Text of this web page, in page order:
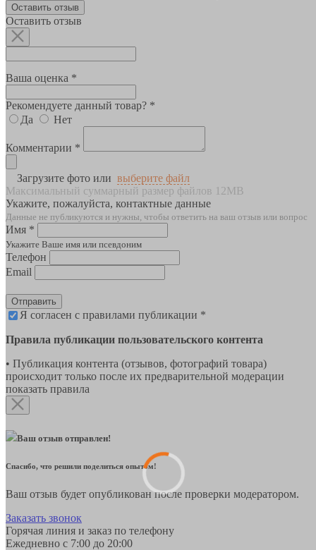
Оставить отзыв
Оставить отзыв
Ваша оценка *
Рекомендуете данный товар? *
Да
Нет
Комментарии *
Загрузите фото или выберите файл
Максимальный суммарный размер файлов 12MB
Укажите, пожалуйста, контактные данные
Данные не публикуются и нужны, чтобы ответить на ваш отзыв или вопрос
Имя *
Укажите Ваше имя или псевдоним
Телефон
Email
Отправить
Я согласен с правилами публикации *
Правила публикации пользовательского контента
• Публикация контента (отзывов, фотографий товара)
происходит только после их предварительной модерации
показать правила
Ваш отзыв отправлен!
Спасибо, что решили поделиться опытом!
Ваш отзыв будет опубликован после проверки модератором.
Заказать звонок
Горячая линия и заказ по телефону
Ежедневно с 7:00 до 20:00